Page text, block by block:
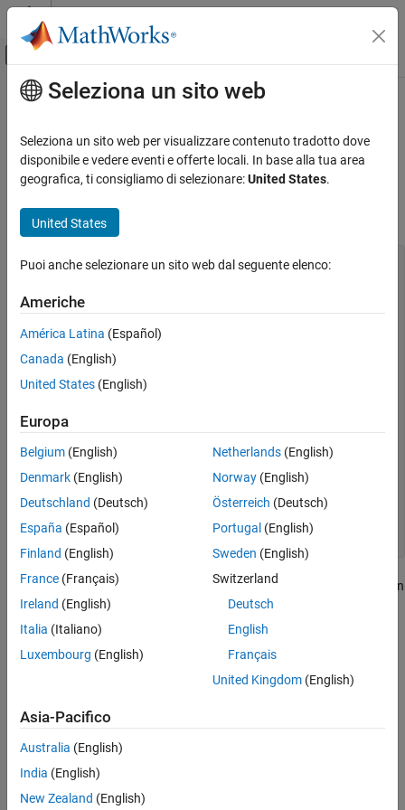
Vai al contenuto
Attiva/disattiva menu di navigazione
Pagina iniziale della documentazione
External Language Interfaces
C with MATLAB
(MEX Files)
See Also
Contenuto principale
Error Handling in C MEX Functions
ThemexErrMsgIdAndTxt function in the C Matrix APIprints error
information and terminates your MEX function. The
terminate the MEX function.
char *buf;
if (mxIsChar(prhs[0])) {
        mexPrintf("The input string is:  %s\n", buf);
    }
    else {
        mexErrMsgIdAndTxt("MyProg:ConvertString",
        // exit MEX file
    }
}
else {
    mexWarnMsgIdAndTxt("MyProg:InputString",
        "Input should be a string to print properly.");
}
// continue with processing
For information about error handling in C++ MEX functions written
with theMATLAB Data API for C++ , seeHandle Inputs and
Outputs.
See Also
Seleziona un sito web
Seleziona un sito web per visualizzare contenuto tradotto dove
disponibile e vedere eventi e offerte locali. In base alla tua area
geografica, ti consigliamo di selezionare:United States.
United States
Puoi anche selezionare un sito web dal seguente elenco:
Americhe
América Latina (Español)
Canada (English)
United States (English)
Europa
Belgium (English)
Denmark (English)
Deutschland (Deutsch)
España (Español)
Finland (English)
France (Français)
Ireland (English)
Italia (Italiano)
Luxembourg (English)
Netherlands(English)
Norway(English)
Österreich (Deutsch)
Portugal (English)
Sweden (English)
Switzerland
Deutsch
English
Français
United Kingdom(English)
Asia-Pacifico
Australia (English)
India (English)
New Zealand (English)